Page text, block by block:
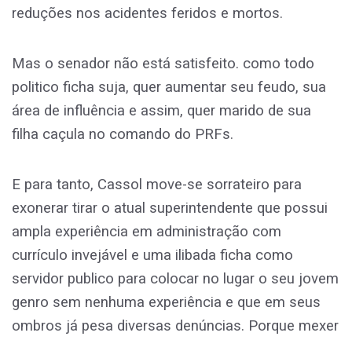
reduções nos acidentes feridos e mortos.
Mas o senador não está satisfeito. como todo
politico ficha suja, quer aumentar seu feudo, sua
área de influência e assim, quer marido de sua
filha caçula no comando do PRFs.
E para tanto, Cassol move-se sorrateiro para
exonerar tirar o atual superintendente que possui
ampla experiência em administração com
currículo invejável e uma ilibada ficha como
servidor publico para colocar no lugar o seu jovem
genro sem nenhuma experiência e que em seus
ombros já pesa diversas denúncias. Porque mexer